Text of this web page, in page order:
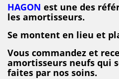
HAGON est une des
les amortisseurs.
Se montent en lieu et
Vous commandez et
amortisseurs neufs qui
faites par nos soins.